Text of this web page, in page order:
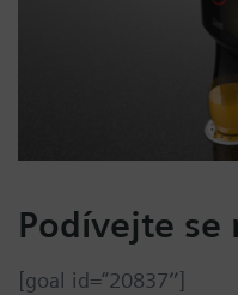
Podívejte se
[goal id=“20837″]